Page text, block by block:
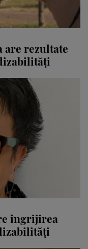
are rezultate
îngrijirea